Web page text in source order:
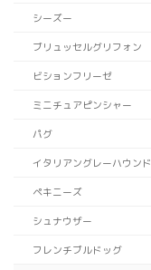
シーズー
ブリュッセルグリフォン
ビションフリーゼ
ミニチュアピンシャー
パグ
イタリアングレーハウンド
ペキニーズ
シュナウザー
フレンチブルドッグ